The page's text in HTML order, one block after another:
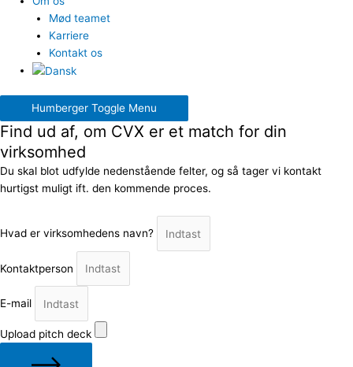
Mød teamet
Karriere
Kontakt os
Humberger Toggle Menu
Find ud af, om CVX er et match for din
virksomhed
Du skal blot udfylde nedenstående felter, og så tager vi kontakt
hurtigst muligt ift. den kommende proces.
Hvad er virksomhedens navn?
Kontaktperson
E-mail
Upload pitch deck